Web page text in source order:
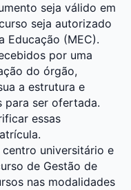
seja válido em
seja autorizado
Educação (MEC).
por uma
do órgão,
a estrutura e
para ser ofertada.
essas
universitário e
de Gestão de
nas modalidades